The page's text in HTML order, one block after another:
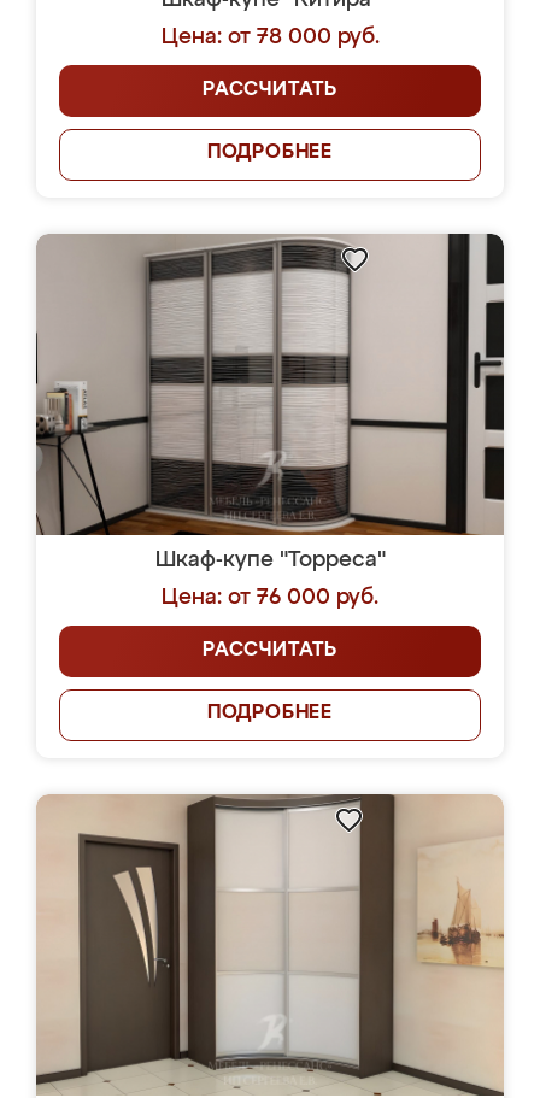
Цена: от 78 000 руб.
РАССЧИТАТЬ
ПОДРОБНЕЕ
Шкаф-купе "Торреса"
Цена: от 76 000 руб.
РАССЧИТАТЬ
ПОДРОБНЕЕ